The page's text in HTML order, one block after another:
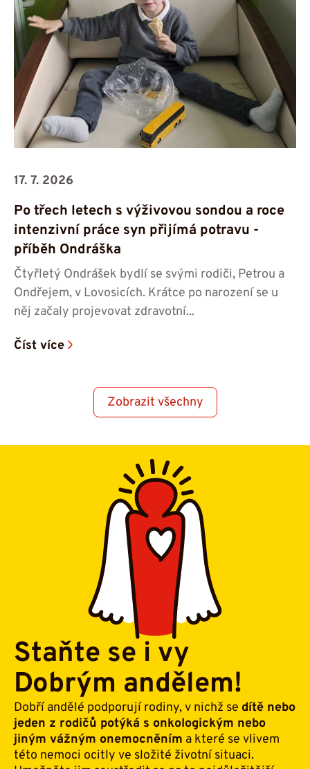
17. 7. 2026
Po třech letech s výživovou sondou a roce
intenzivní práce syn přijímá potravu -⁠⁠⁠⁠⁠⁠
příběh Ondráška
Čtyřletý Ondrášek bydlí se svými rodiči, Petrou a
Ondřejem, v Lovosicích. Krátce po narození se u
něj začaly projevovat zdravotní...
Číst více
Zobrazit všechny
Staňte se i vy
Dobrým andělem!
Dobří andělé podporují rodiny, v nichž se dítě nebo
jeden z rodičů potýká s onkologickým nebo
jiným vážným onemocněním a které se vlivem
této nemoci ocitly ve složité životní situaci.